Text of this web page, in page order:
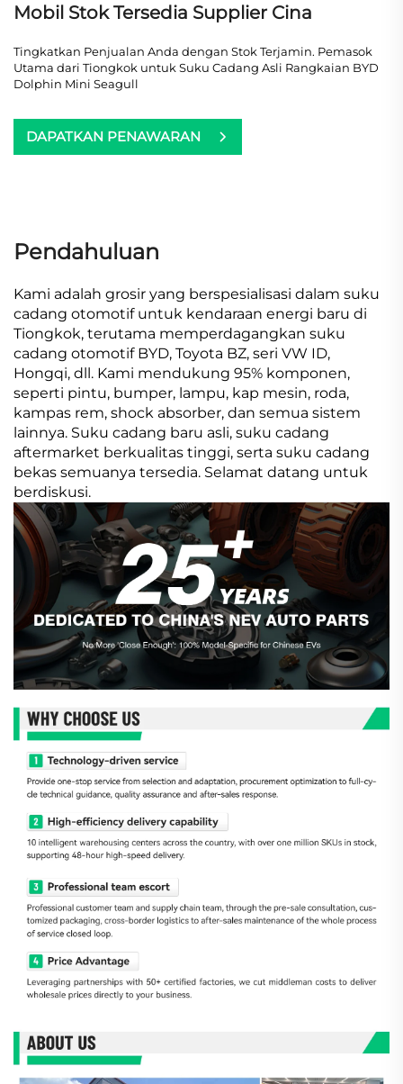
Mobil Stok Tersedia Supplier Cina
Tingkatkan Penjualan Anda dengan Stok Terjamin. Pemasok
Utama dari Tiongkok untuk Suku Cadang Asli Rangkaian BYD
Dolphin Mini Seagull
DAPATKAN PENAWARAN
Pendahuluan
Kami adalah grosir yang berspesialisasi dalam suku
cadang otomotif untuk kendaraan energi baru di
Tiongkok, terutama memperdagangkan suku
cadang otomotif BYD, Toyota BZ, seri VW ID,
Hongqi, dll. Kami mendukung 95% komponen,
seperti pintu, bumper, lampu, kap mesin, roda,
kampas rem, shock absorber, dan semua sistem
lainnya. Suku cadang baru asli, suku cadang
aftermarket berkualitas tinggi, serta suku cadang
bekas semuanya tersedia. Selamat datang untuk
berdiskusi.